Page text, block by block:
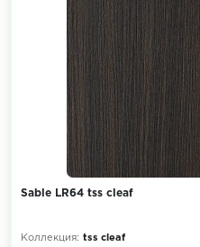
Sable LR64 tss cleaf
Коллекция: tss cleaf